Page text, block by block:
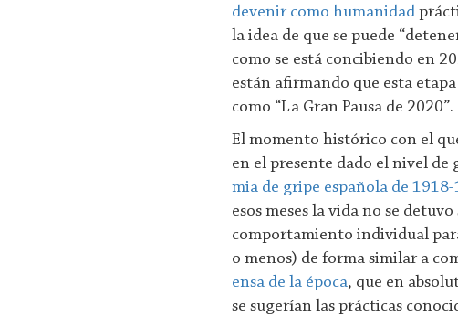
devenir como humanidad
la idea de que se puede
como se está concibiendo en
están afirmando que esta
como “La Gran Pausa de 2020”.
El momento histórico con el
en el presente dado el nivel de
mia de gripe española de
esos meses la vida no se
comportamiento individual
o menos) de forma similar a
ensa de la época, que en
se sugerían las prácticas